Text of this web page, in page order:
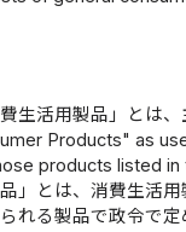
生活用製品」とは
Products" as
products listed in
」とは、消費生活
れる製品で政令で定